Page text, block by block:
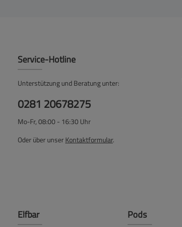
Service-Hotline
Unterstützung und Beratung unter:
0281 20678275
Mo-Fr, 08:00 - 16:30 Uhr
Oder über unserKontaktformular.
Elfbar Pods